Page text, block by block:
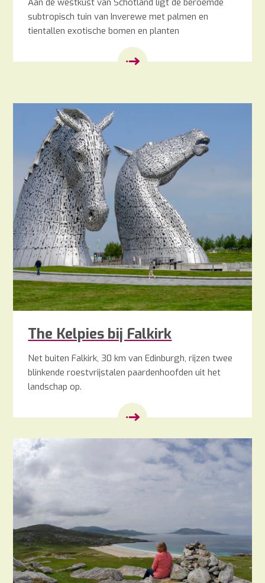
subtropisch tuin van Inverewe met palmen en
tientallen exotische bomen en planten
The Kelpies bij Falkirk
Net buiten Falkirk, 30 km van Edinburgh, rijzen twee
blinkende roestvrijstalen paardenhoofden uit het
landschap op.